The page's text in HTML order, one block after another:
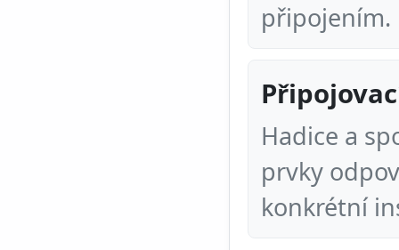
připojením.
Hadice a
prvky
konkrétní